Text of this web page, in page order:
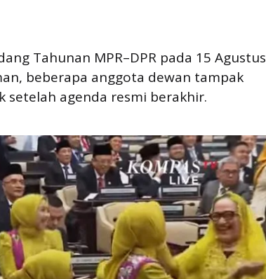
Tahunan MPR–DPR pada 15 Agustus
beberapa anggota dewan tampak
setelah agenda resmi berakhir.